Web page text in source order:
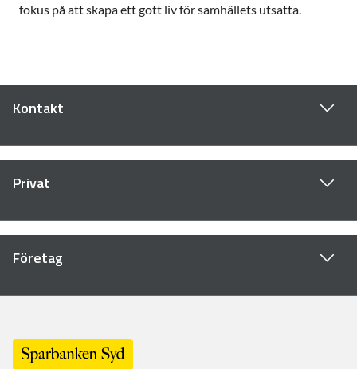
fokus på att skapa ett gott liv för samhällets utsatta.
Kontakt
Privat
Företag